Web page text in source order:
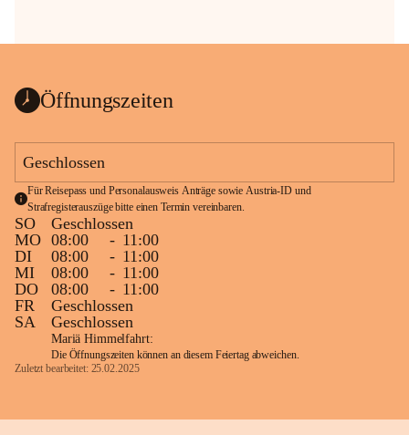
Öffnungszeiten
Geschlossen
Für Reisepass und Personalausweis Anträge sowie Austria-ID und
Strafregisterauszüge bitte einen Termin vereinbaren.
SO
Geschlossen
MO 08:00 - 11:00
DI
08:00 - 11:00
MI
08:00 - 11:00
DO
08:00 - 11:00
FR
Geschlossen
SA
Geschlossen
Mariä Himmelfahrt:
Die Öffnungszeiten können an diesem Feiertag abweichen.
Zuletzt bearbeitet: 25.02.2025